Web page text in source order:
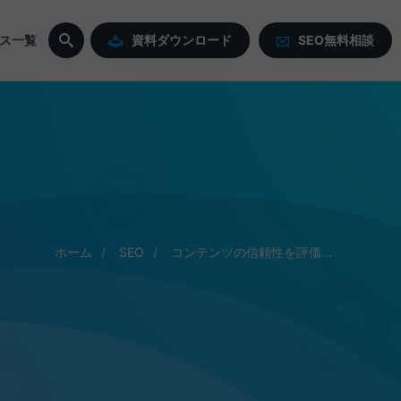
一覧 資料ダウンロード SEO無料相談
ホーム SEO コンテンツの信頼性を評価...